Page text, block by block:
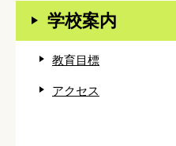
学校案内
教育目標
アクセス